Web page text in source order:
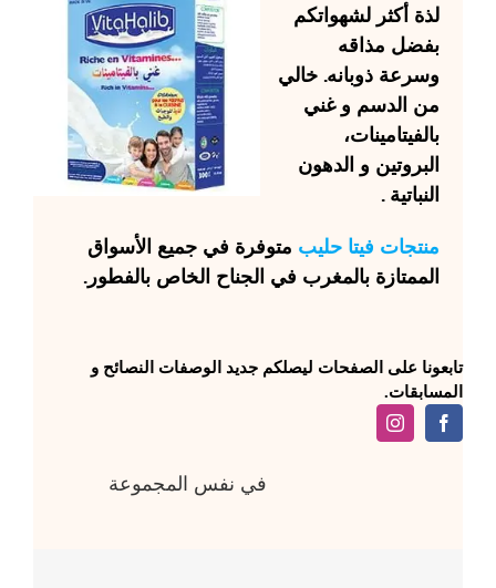
لذة أكثر لشهواتكم
بفضل مذاقه
وسرعة ذوبانه. خالي
من الدسم و غني
بالفيتامينات،
البروتين و الدهون
النباتية .
منتجات فيتا حليب متوفرة في جميع الأسواق
الممتازة بالمغرب في الجناح الخاص بالفطور.
تابعونا على الصفحات ليصلكم جديد الوصفات النصائح و
المسابقات.
في نفس المجموعة